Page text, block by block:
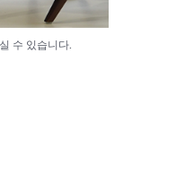
수 있습니다.